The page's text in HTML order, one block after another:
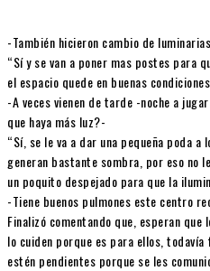
-También hicieron cambio de
“Sí y se van a poner mas postes para
el espacio quede en buenas
-A veces vienen de tarde -noche a
que haya más luz?-
“Sí, se le va a dar una pequeña poda
generan bastante sombra, por eso no
un poquito despejado para que la
-Tiene buenos pulmones este centro
Finalizó comentando que, esperan
lo cuiden porque es para ellos,
estén pendientes porque se les